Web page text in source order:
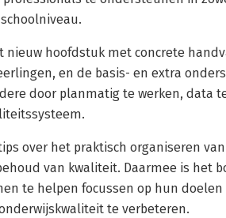
nieuw hoofdstuk met concrete
en de basis- en extra
door planmatig te werken, data
over het praktisch organiseren
van kwaliteit. Daarmee is het
te helpen focussen op hun
te verbeteren.